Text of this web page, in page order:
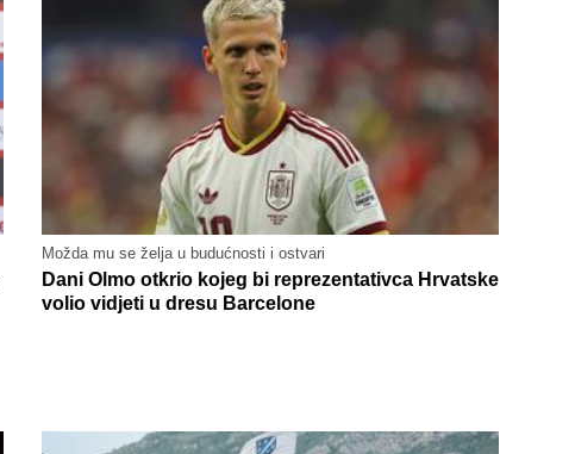
Možda mu se želja u budućnosti i ostvari
Dani Olmo otkrio kojeg bi reprezentativca Hrvatske
volio vidjeti u dresu Barcelone